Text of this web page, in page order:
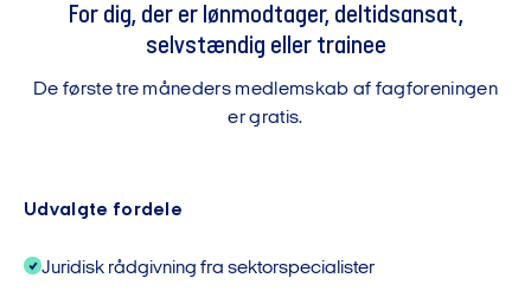
For dig, der er lønmodtager, deltidsansat,
selvstændig eller trainee
De første tre måneders medlemskab af fagforeningen
er gratis.
Udvalgte fordele
Juridisk rådgivning fra sektorspecialister